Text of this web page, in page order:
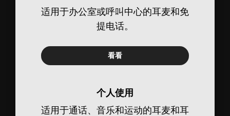
适用于办公室或呼叫中心的耳麦和免
提电话。
看看
个人使用
适用于通话、音乐和运动的耳麦和耳